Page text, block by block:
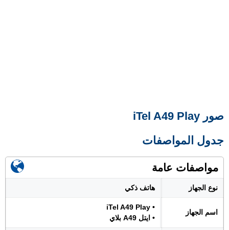
صور iTel A49 Play
جدول المواصفات
مواصفات عامة
نوع الجهاز هاتف ذكي
اسم الجهاز
• iTel A49 Play
• ايتل A49 بلاي